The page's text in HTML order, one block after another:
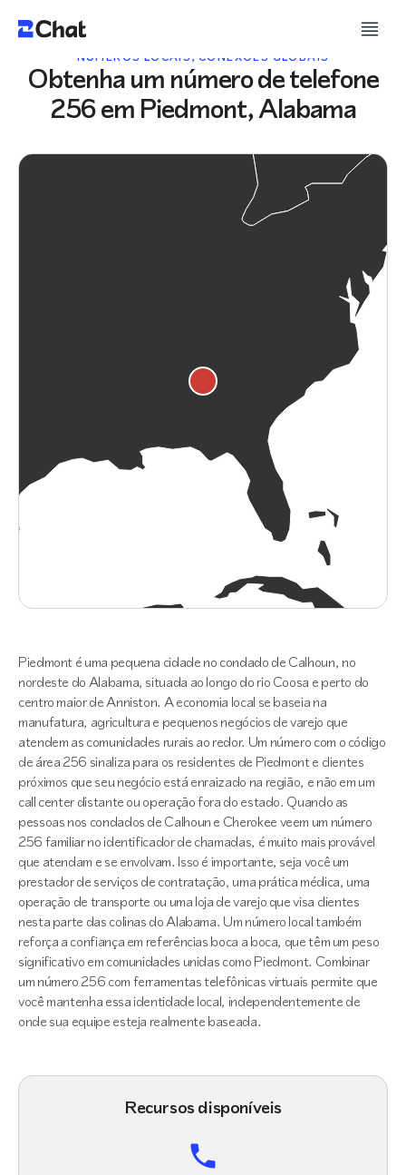
NÚMEROS LOCAIS, CONEXÕES GLOBAIS
Obtenha um número de telefone
256 em Piedmont, Alabama
Piedmont é uma pequena cidade no condado de Calhoun, no
nordeste do Alabama, situada ao longo do rio Coosa e perto do
centro maior de Anniston. A economia local se baseia na
manufatura, agricultura e pequenos negócios de varejo que
atendem as comunidades rurais ao redor. Um número com o código
de área 256 sinaliza para os residentes de Piedmont e clientes
próximos que seu negócio está enraizado na região, e não em um
call center distante ou operação fora do estado. Quando as
pessoas nos condados de Calhoun e Cherokee veem um número
256 familiar no identificador de chamadas, é muito mais provável
que atendam e se envolvam. Isso é importante, seja você um
prestador de serviços de contratação, uma prática médica, uma
operação de transporte ou uma loja de varejo que visa clientes
nesta parte das colinas do Alabama. Um número local também
reforça a confiança em referências boca a boca, que têm um peso
significativo em comunidades unidas como Piedmont. Combinar
um número 256 com ferramentas telefônicas virtuais permite que
você mantenha essa identidade local, independentemente de
onde sua equipe esteja realmente baseada.
Recursos disponíveis